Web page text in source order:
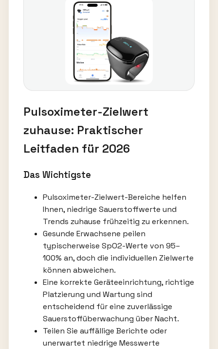
Pulsoximeter-Zielwert
zuhause: Praktischer
Leitfaden für 2026
Das Wichtigste
Pulsoximeter-Zielwert-Bereiche helfen
Ihnen, niedrige Sauerstoffwerte und
Trends zuhause frühzeitig zu erkennen.
Gesunde Erwachsene peilen
typischerweise SpO2-Werte von 95–
100% an, doch die individuellen Zielwerte
können abweichen.
Eine korrekte Geräteeinrichtung, richtige
Platzierung und Wartung sind
entscheidend für eine zuverlässige
Sauerstoffüberwachung über Nacht.
Teilen Sie auffällige Berichte oder
unerwartet niedrige Messwerte